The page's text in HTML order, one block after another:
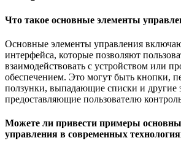
Что такое основные элементы
Основные элементы управления
интерфейса, которые позволяют
взаимодействовать с устройством или
обеспечением. Это могут быть кнопки,
ползунки, выпадающие списки и другие
предоставляющие пользователю
Можете ли привести примеры
управления в современных